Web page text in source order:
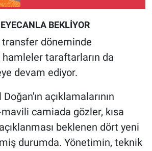
BEKLİYOR
döneminde
taraftarların da
devam ediyor.
açıklamalarının
camiada gözler, kısa
beklenen dört yeni
durumda. Yönetimin, teknik